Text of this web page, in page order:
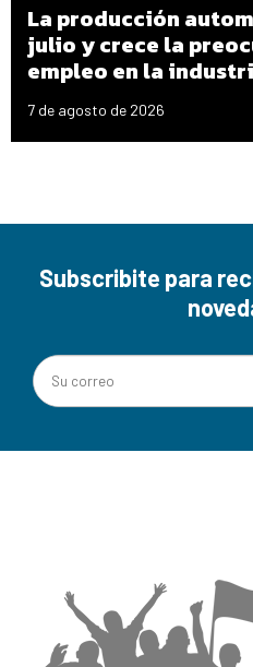
La producción
julio y crece la
empleo en la
7 de agosto de 2026
Subscribite para